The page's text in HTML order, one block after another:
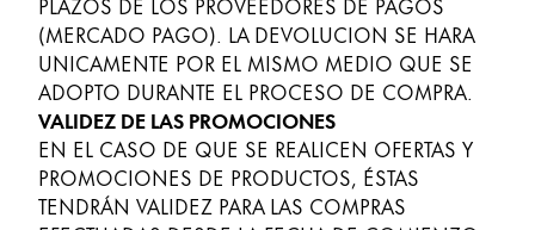
(MERCADO PAGO). LA DEVOLUCION SE HARA
UNICAMENTE POR EL MISMO MEDIO QUE SE
ADOPTO DURANTE EL PROCESO DE COMPRA.
VALIDEZ DE LAS PROMOCIONES
EN EL CASO DE QUE SE REALICEN OFERTAS Y
PROMOCIONES DE PRODUCTOS, ÉSTAS
TENDRÁN VALIDEZ PARA LAS COMPRAS